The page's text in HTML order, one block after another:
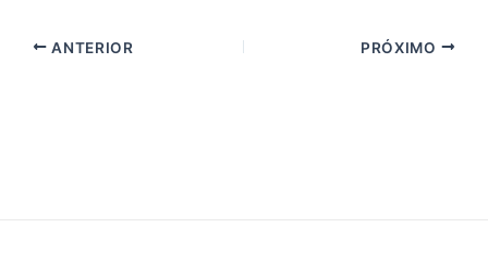
ANTERIOR PRÓXIMO